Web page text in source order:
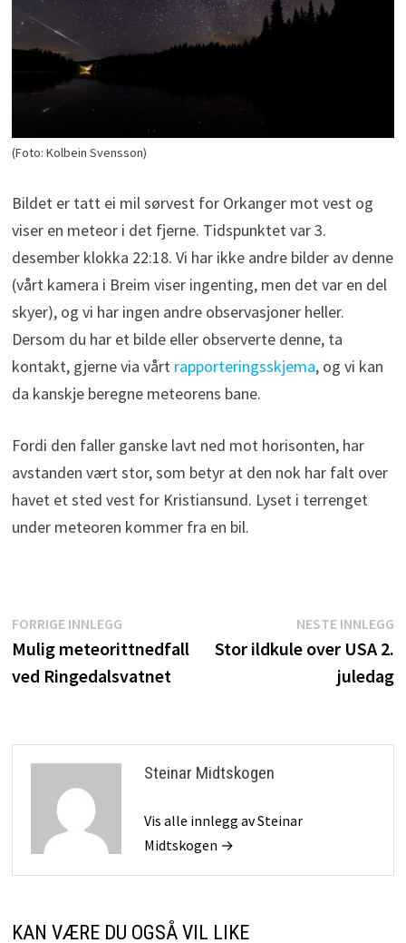
(Foto: Kolbein Svensson)
Bildet er tatt ei mil sørvest for Orkanger mot vest og
viser en meteor i det fjerne. Tidspunktet var 3.
desember klokka 22:18. Vi har ikke andre bilder av denne
(vårt kamera i Breim viser ingenting, men det var en del
skyer), og vi har ingen andre observasjoner heller.
Dersom du har et bilde eller observerte denne, ta
kontakt, gjerne via vårt rapporteringsskjema, og vi kan
da kanskje beregne meteorens bane.
Fordi den faller ganske lavt ned mot horisonten, har
avstanden vært stor, som betyr at den nok har falt over
havet et sted vest for Kristiansund. Lyset i terrenget
under meteoren kommer fra en bil.
Innleggsnavigasjon
FORRIGE INNLEGGForrige
innlegg:
Mulig meteorittnedfall
ved Ringedalsvatnet
NESTE INNLEGG
Stor ildkule over USA 2.
juledag
Steinar Midtskogen
Vis alle innlegg av Steinar
Midtskogen →
KAN VÆRE DU OGSÅ VIL LIKE